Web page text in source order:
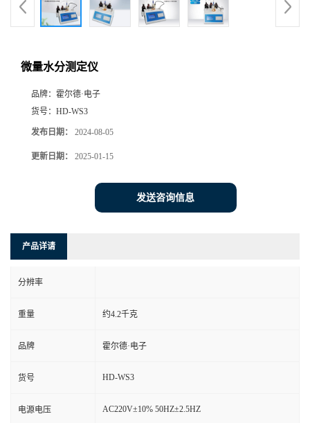
微量水分测定仪
品牌： 霍尔德·电子
货号： HD-WS3
发布日期： 2024-08-05
更新日期： 2025-01-15
发送咨询信息
产品详请
分辨率
重量 约4.2千克
品牌 霍尔德·电子
货号 HD-WS3
电源电压 AC220V±10% 50HZ±2.5HZ